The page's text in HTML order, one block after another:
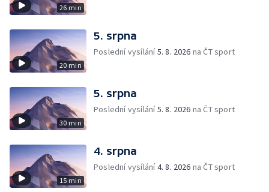
26 min
20 min
5. srpna
Poslední vysílání5. 8. 2026 na ČT sport
30 min
5. srpna
Poslední vysílání5. 8. 2026 na ČT sport
15 min
4. srpna
Poslední vysílání4. 8. 2026 na ČT sport